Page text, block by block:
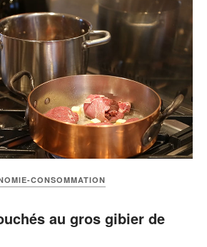
CONSOMMATION
au gros gibier de